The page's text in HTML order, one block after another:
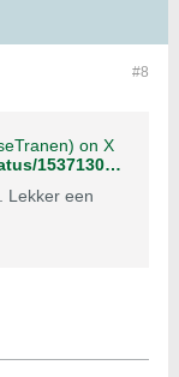
#8
on X
https://twitter.com/i/status/1537130088268980224
Lekker een